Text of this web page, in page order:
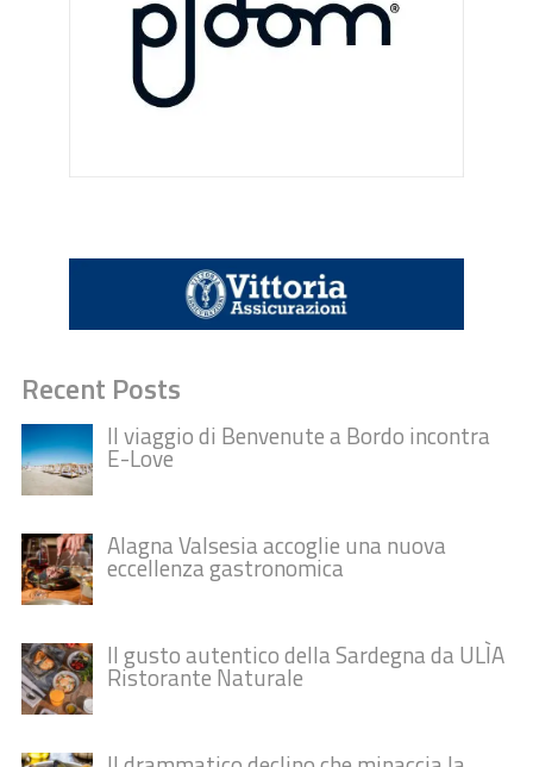
Recent Posts
Il viaggio di Benvenute a Bordo incontra
E-Love
Alagna Valsesia accoglie una nuova
eccellenza gastronomica
Il gusto autentico della Sardegna da ULÌA
Ristorante Naturale